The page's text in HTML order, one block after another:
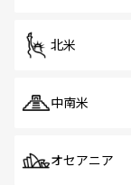
北米
中南米
オセアニア